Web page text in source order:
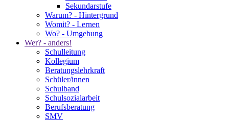
Sekundarstufe
Warum? - Hintergrund
Womit? - Lernen
Wo? - Umgebung
Wer? - anders!
Schulleitung
Kollegium
Beratungslehrkraft
Schüler/innen
Schulband
Schulsozialarbeit
Berufsberatung
SMV